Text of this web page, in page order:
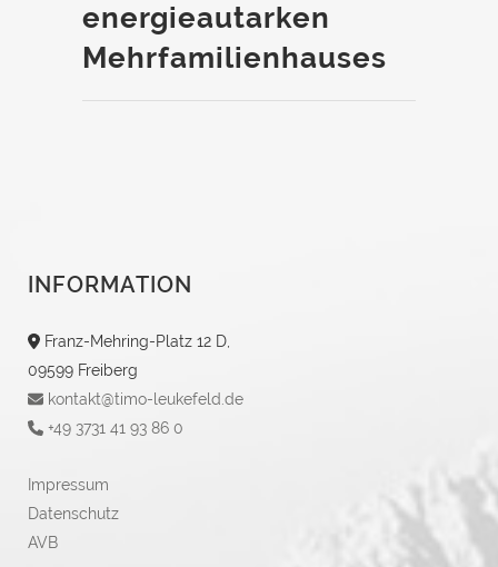
energieautarken
Mehrfamilienhauses
INFORMATION
Franz-Mehring-Platz 12 D,
09599 Freiberg
kontakt@timo-leukefeld.de
+49 3731 41 93 86 0
Impressum
Datenschutz
AVB